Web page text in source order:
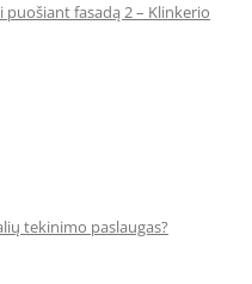
fasadą 2 – Klinkerio
tekinimo paslaugas?